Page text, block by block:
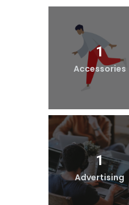
1
Accessories
1
Advertising